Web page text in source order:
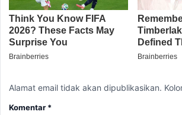
Alamat email tidak akan dipublikasikan.
Komentar *